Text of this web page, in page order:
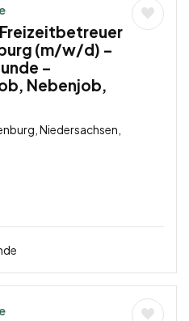
(m/w/d) –
–
Nebenjob,
Niedersachsen,